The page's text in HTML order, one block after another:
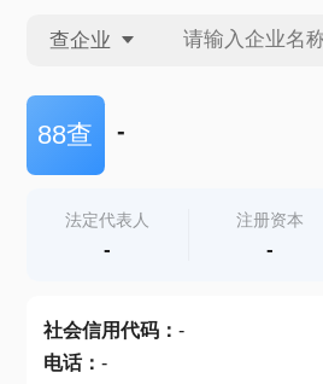
查企业
查企业
查产地
88查 -
法定代表人
-
注册资本
-
社会信用代码： -
电话： -